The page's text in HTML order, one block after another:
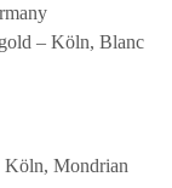
– Köln, Blanc
Köln, Mondrian